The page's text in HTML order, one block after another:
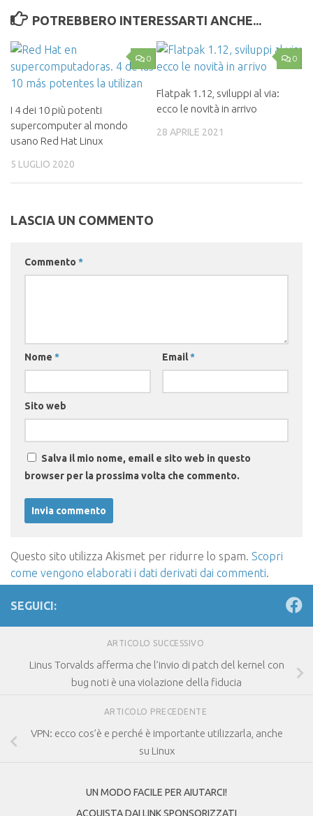
POTREBBERO INTERESSARTI ANCHE...
0
I 4 dei 10 più potenti
supercomputer al mondo
usano Red Hat Linux
5 LUGLIO 2020
0
Flatpak 1.12, sviluppi al via:
ecco le novità in arrivo
28 APRILE 2021
LASCIA UN COMMENTO
Commento *
Nome * Email*
Sito web
Salva il mio nome, email e sito web in questo
browser per la prossima volta che commento.
Questo sito utilizza Akismet per ridurre lo spam. Scopri
come vengono elaborati i dati derivati dai commenti.
SEGUICI:
ARTICOLO SUCCESSIVO
Linus Torvalds afferma che l’invio di patch del kernel con
bug noti è una violazione della fiducia
ARTICOLO PRECEDENTE
VPN: ecco cos’è e perché è importante utilizzarla, anche
su Linux
UN MODO FACILE PER AIUTARCI!
ACQUISTA DAI LINK SPONSORIZZATI